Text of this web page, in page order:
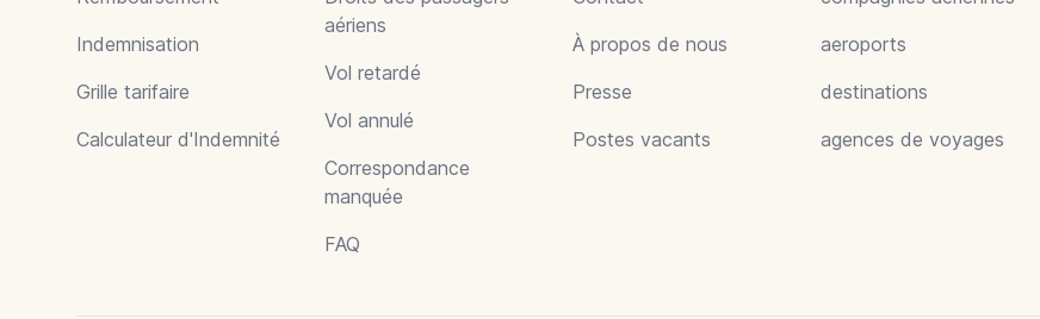
Indemnisation
Grille tarifaire
Calculateur d'Indemnité
aériens
Vol retardé
Vol annulé
Correspondance
manquée
FAQ
À propos de nous
Presse
Postes vacants
aeroports
destinations
agences de voyages